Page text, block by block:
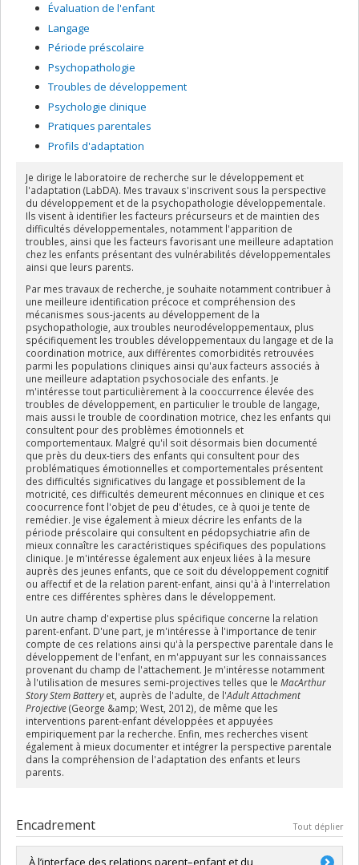
Évaluation de l'enfant
Langage
Période préscolaire
Psychopathologie
Troubles de développement
Psychologie clinique
Pratiques parentales
Profils d'adaptation
Je dirige le laboratoire de recherche sur le développement et
l'adaptation (LabDA). Mes travaux s'inscrivent sous la perspective
du développement et de la psychopathologie développementale.
Ils visent à identifier les facteurs précurseurs et de maintien des
difficultés développementales, notamment l'apparition de
troubles, ainsi que les facteurs favorisant une meilleure adaptation
chez les enfants présentant des vulnérabilités développementales
ainsi que leurs parents.
Par mes travaux de recherche, je souhaite notamment contribuer à
une meilleure identification précoce et compréhension des
mécanismes sous-jacents au développement de la
psychopathologie, aux troubles neurodéveloppementaux, plus
spécifiquement les troubles développementaux du langage et de la
coordination motrice, aux différentes comorbidités retrouvées
parmi les populations cliniques ainsi qu'aux facteurs associés à
une meilleure adaptation psychosociale des enfants. Je
m'intéresse tout particulièrement à la cooccurrence élevée des
troubles de développement, en particulier le trouble de langage,
mais aussi le trouble de coordination motrice, chez les enfants qui
consultent pour des problèmes émotionnels et
comportementaux. Malgré qu'il soit désormais bien documenté
que près du deux-tiers des enfants qui consultent pour des
problématiques émotionnelles et comportementales présentent
des difficultés significatives du langage et possiblement de la
motricité, ces difficultés demeurent méconnues en clinique et ces
coocurrence font l'objet de peu d'études, ce à quoi je tente de
remédier. Je vise également à mieux décrire les enfants de la
période préscolaire qui consultent en pédopsychiatrie afin de
mieux connaître les caractéristiques spécifiques des populations
clinique. Je m'intéresse également aux enjeux liées à la mesure
auprès des jeunes enfants, que ce soit du développement cognitif
ou affectif et de la relation parent-enfant, ainsi qu'à à l'interrelation
entre ces différentes sphères dans le développement.
Un autre champ d'expertise plus spécifique concerne la relation
parent-enfant. D'une part, je m'intéresse à l'importance de tenir
compte de ces relations ainsi qu'à la perspective parentale dans le
développement de l'enfant, en m'appuyant sur les connaissances
provenant du champ de l'attachement. Je m'intéresse notamment
à l'utilisation de mesures semi-projectives telles que le MacArthur
Story Stem Batteryet, auprès de l'adulte, de l'Adult Attachment
Projective(George &amp; West, 2012), de même que les
interventions parent-enfant développées et appuyées
empiriquement par la recherche. Enfin, mes recherches visent
également à mieux documenter et intégrer la perspective parentale
dans la compréhension de l'adaptation des enfants et leurs
parents.
Encadrement Tout déplier
À l’interface des relations parent–enfant et du